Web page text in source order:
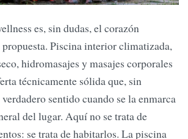
es, sin dudas, el corazón
Piscina interior climatizada,
hidromasajes y masajes corporales
técnicamente sólida que, sin
sentido cuando se la enmarca
del lugar. Aquí no se trata de
se trata de habitarlos. La piscina